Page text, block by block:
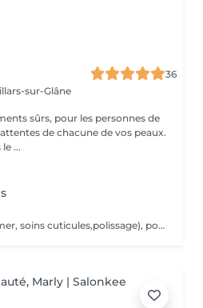
36
sur-Glâne
sûrs, pour les personnes de
de chacune de vos peaux.
...
Soin des ongles (couper, limer, soins cuticules,polissage), ponsage des calosités, gommage et massage.